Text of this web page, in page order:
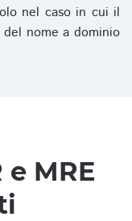
nel caso in cui il
nome a dominio
MRE